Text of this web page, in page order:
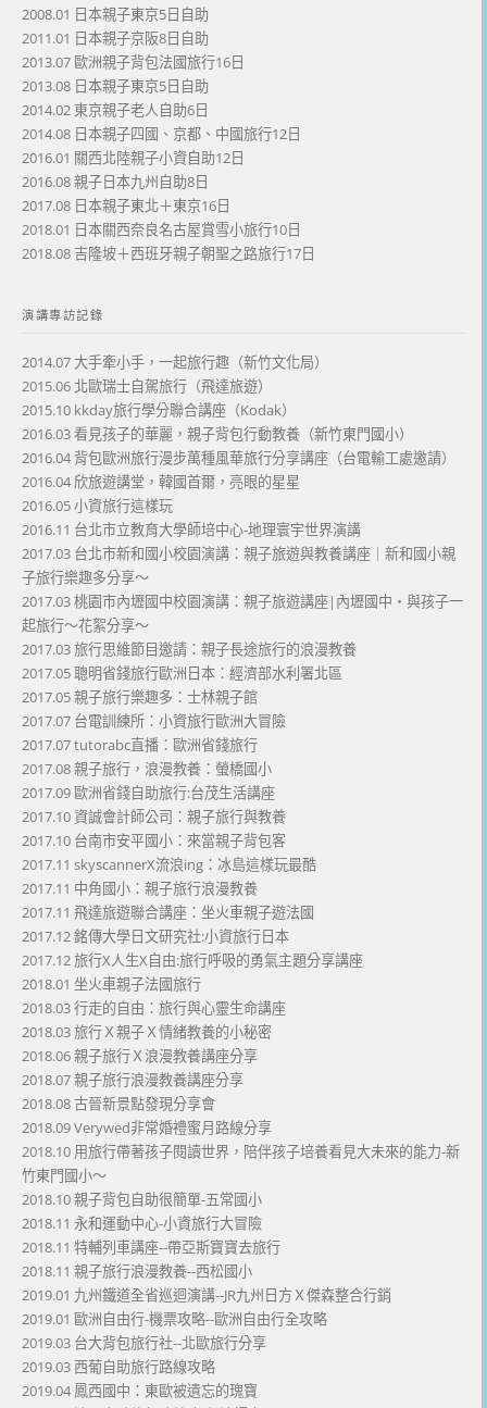
2008.01 日本親子東京5日自助
2011.01 日本親子京阪8日自助
2013.07 歐洲親子背包法國旅行16日
2013.08 日本親子東京5日自助
2014.02 東京親子老人自助6日
2014.08 日本親子四國、京都、中國旅行12日
2016.01 關西北陸親子小資自助12日
2016.08 親子日本九州自助8日
2017.08 日本親子東北＋東京16日
2018.01 日本關西奈良名古屋賞雪小旅行10日
2018.08 吉隆坡＋西班牙親子朝聖之路旅行17日
演講專訪記錄
2014.07 大手牽小手，一起旅行趣（新竹文化局）
2015.06 北歐瑞士自駕旅行（飛達旅遊）
2015.10 kkday旅行學分聯合講座（Kodak）
2016.03 看見孩子的華麗，親子背包行動教養（新竹東門國小）
2016.04 背包歐洲旅行漫步萬種風華旅行分享講座（台電輸工處邀請）
2016.04 欣旅遊講堂，韓國首爾，亮眼的星星
2016.05 小資旅行這樣玩
2016.11 台北市立教育大學師培中心-地理寰宇世界演講
2017.03 台北市新和國小校園演講：親子旅遊與教養講座｜新和國小親
子旅行樂趣多分享～
2017.03 桃園市內壢國中校園演講：親子旅遊講座|內壢國中・與孩子一
起旅行～花絮分享～
2017.03 旅行思維節目邀請：親子長途旅行的浪漫教養
2017.05 聰明省錢旅行歐洲日本：經濟部水利署北區
2017.05 親子旅行樂趣多：士林親子館
2017.07 台電訓練所：小資旅行歐洲大冒險
2017.07 tutorabc直播：歐洲省錢旅行
2017.08 親子旅行，浪漫教養：螢橋國小
2017.09 歐洲省錢自助旅行:台茂生活講座
2017.10 資誠會計師公司：親子旅行與教養
2017.10 台南市安平國小：來當親子背包客
2017.11 skyscannerX流浪ing：冰島這樣玩最酷
2017.11 中角國小：親子旅行浪漫教養
2017.11 飛達旅遊聯合講座：坐火車親子遊法國
2017.12 銘傳大學日文研究社:小資旅行日本
2017.12 旅行X人生X自由:旅行呼吸的勇氣主題分享講座
2018.01 坐火車親子法國旅行
2018.03 行走的自由：旅行與心靈生命講座
2018.03 旅行Ｘ親子Ｘ情緒教養的小秘密
2018.06 親子旅行Ｘ浪漫教養講座分享
2018.07 親子旅行浪漫教養講座分享
2018.08 古晉新景點發現分享會
2018.09 Verywed非常婚禮蜜月路線分享
2018.10 用旅行帶著孩子閱讀世界，陪伴孩子培養看見大未來的能力-新
竹東門國小～
2018.10 親子背包自助很簡單-五常國小
2018.11 永和運動中心-小資旅行大冒險
2018.11 特輔列車講座--帶亞斯寶寶去旅行
2018.11 親子旅行浪漫教養--西松國小
2019.01 九州鐵道全省巡迴演講--JR九州日方Ｘ傑森整合行銷
2019.01 歐洲自由行-機票攻略--歐洲自由行全攻略
2019.03 台大背包旅行社--北歐旅行分享
2019.03 西葡自助旅行路線攻略
2019.04 鳳西國中：東歐被遺忘的瑰寶